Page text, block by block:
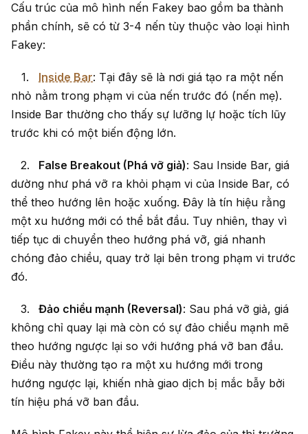
Cấu trúc của mô hình nến Fakey bao gồm ba thành
phần chính, sẽ có từ 3-4 nến tùy thuộc vào loại hình
Fakey:
Inside Bar: Tại đây sẽ là nơi giá tạo ra một nến
nhỏ nằm trong phạm vi của nến trước đó (nến mẹ).
Inside Bar thường cho thấy sự lưỡng lự hoặc tích lũy
trước khi có một biến động lớn.
False Breakout (Phá vỡ giả): Sau Inside Bar, giá
dường như phá vỡ ra khỏi phạm vi của Inside Bar, có
thể theo hướng lên hoặc xuống. Đây là tín hiệu rằng
một xu hướng mới có thể bắt đầu. Tuy nhiên, thay vì
tiếp tục di chuyển theo hướng phá vỡ, giá nhanh
chóng đảo chiều, quay trở lại bên trong phạm vi trước
đó.
Đảo chiều mạnh (Reversal): Sau phá vỡ giả, giá
không chỉ quay lại mà còn có sự đảo chiều mạnh mẽ
theo hướng ngược lại so với hướng phá vỡ ban đầu.
Điều này thường tạo ra một xu hướng mới trong
hướng ngược lại, khiến nhà giao dịch bị mắc bẫy bởi
tín hiệu phá vỡ ban đầu.